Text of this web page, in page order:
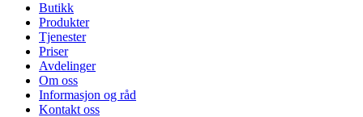
Butikk
Produkter
Tjenester
Priser
Avdelinger
Om oss
Informasjon og råd
Kontakt oss